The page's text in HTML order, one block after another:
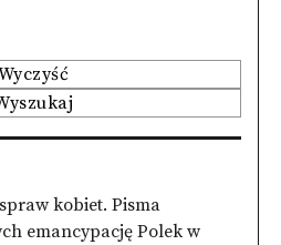
kobiet. Pisma
emancypację Polek w